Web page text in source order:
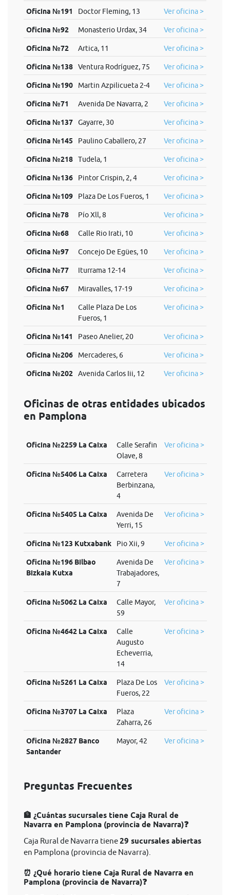
Oficina №191 Doctor Fleming, 13 Ver oficina >
Oficina №92 Monasterio Urdax, 34 Ver oficina >
Oficina №72 Artica, 11 Ver oficina >
Oficina №138 Ventura Rodríguez, 75 Ver oficina >
Oficina №190 Martin Azpilicueta 2-4 Ver oficina >
Oficina №71 Avenida De Navarra, 2 Ver oficina >
Oficina №137 Gayarre, 30 Ver oficina >
Oficina №145 Paulino Caballero, 27 Ver oficina >
Oficina №218 Tudela, 1 Ver oficina >
Oficina №136 Pintor Crispin, 2, 4 Ver oficina >
Oficina №109 Plaza De Los Fueros, 1 Ver oficina >
Oficina №78 Pío Xll, 8 Ver oficina >
Oficina №68 Calle Rio Irati, 10 Ver oficina >
Oficina №97 Concejo De Egües, 10 Ver oficina >
Oficina №77 Iturrama 12-14 Ver oficina >
Oficina №67 Miravalles, 17-19 Ver oficina >
Oficina №1
Calle Plaza De Los
Fueros, 1
Ver oficina >
Oficina №141 Paseo Anelier, 20 Ver oficina >
Oficina №206 Mercaderes, 6 Ver oficina >
Oficina №202 Avenida Carlos Iii, 12 Ver oficina >
Oficinas de otras entidades ubicados
en Pamplona
Oficina №2259 La Caixa
Calle Serafin
Olave, 8
Ver oficina >
Oficina №5406 La Caixa
Carretera
Berbinzana,
4
Ver oficina >
Oficina №5405 La Caixa
Avenida De
Yerri, 15
Ver oficina >
Oficina №123 Kutxabank Pio Xii, 9 Ver oficina >
Oficina №196 Bilbao
Bizkaia Kutxa
Avenida De
Trabajadores,
7
Ver oficina >
Oficina №5062 La Caixa
Calle Mayor,
59
Ver oficina >
Oficina №4642 La Caixa
Calle
Augusto
Echeverria,
14
Ver oficina >
Oficina №5261 La Caixa
Plaza De Los
Fueros, 22
Ver oficina >
Oficina №3707 La Caixa
Plaza
Zaharra, 26
Ver oficina >
Oficina №2827 Banco
Santander
Mayor, 42 Ver oficina >
Preguntas Frecuentes
🏦 ¿Cuántas sucursales tiene Caja Rural de
Navarra en Pamplona (provincia de Navarra)❓
Caja Rural de Navarra tiene29 sucursales abiertas
en Pamplona (provincia de Navarra).
⏰ ¿Qué horario tiene Caja Rural de Navarra en
Pamplona (provincia de Navarra)❓